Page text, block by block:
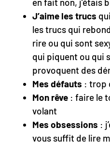
J’aime les trucs
les trucs qui
rire ou qui sont
qui piquent ou qui
provoquent des
Mes défauts : trop
Mon rêve : faire le
volant
Mes obsessions :
vous suffit de lire